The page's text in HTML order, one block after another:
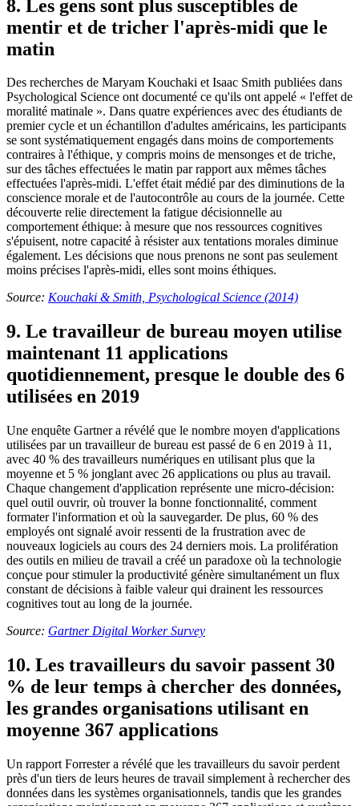
8. Les gens sont plus susceptibles de
mentir et de tricher l'après-midi que le
matin
Des recherches de Maryam Kouchaki et Isaac Smith publiées dans
Psychological Science ont documenté ce qu'ils ont appelé « l'effet de
moralité matinale ». Dans quatre expériences avec des étudiants de
premier cycle et un échantillon d'adultes américains, les participants
se sont systématiquement engagés dans moins de comportements
contraires à l'éthique, y compris moins de mensonges et de triche,
sur des tâches effectuées le matin par rapport aux mêmes tâches
effectuées l'après-midi. L'effet était médié par des diminutions de la
conscience morale et de l'autocontrôle au cours de la journée. Cette
découverte relie directement la fatigue décisionnelle au
comportement éthique: à mesure que nos ressources cognitives
s'épuisent, notre capacité à résister aux tentations morales diminue
également. Les décisions que nous prenons ne sont pas seulement
moins précises l'après-midi, elles sont moins éthiques.
Source: Kouchaki & Smith, Psychological Science (2014)
9. Le travailleur de bureau moyen utilise
maintenant 11 applications
quotidiennement, presque le double des 6
utilisées en 2019
Une enquête Gartner a révélé que le nombre moyen d'applications
utilisées par un travailleur de bureau est passé de 6 en 2019 à 11,
avec 40 % des travailleurs numériques en utilisant plus que la
moyenne et 5 % jonglant avec 26 applications ou plus au travail.
Chaque changement d'application représente une micro-décision:
quel outil ouvrir, où trouver la bonne fonctionnalité, comment
formater l'information et où la sauvegarder. De plus, 60 % des
employés ont signalé avoir ressenti de la frustration avec de
nouveaux logiciels au cours des 24 derniers mois. La prolifération
des outils en milieu de travail a créé un paradoxe où la technologie
conçue pour stimuler la productivité génère simultanément un flux
constant de décisions à faible valeur qui drainent les ressources
cognitives tout au long de la journée.
Source: Gartner Digital Worker Survey
10. Les travailleurs du savoir passent 30
% de leur temps à chercher des données,
les grandes organisations utilisant en
moyenne 367 applications
Un rapport Forrester a révélé que les travailleurs du savoir perdent
près d'un tiers de leurs heures de travail simplement à rechercher des
données dans les systèmes organisationnels, tandis que les grandes